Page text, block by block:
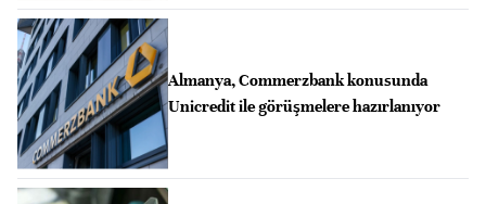
Almanya, Commerzbank konusunda
Unicredit ile görüşmelere hazırlanıyor